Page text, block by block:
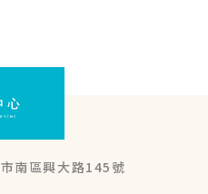
南區興大路145號